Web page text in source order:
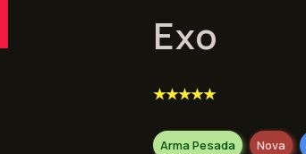
Exo
Nova
★★★★★
Arma Pesada